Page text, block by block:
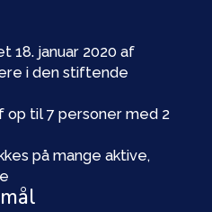
18. januar 2020 af
i den stiftende
til 7 personer med 2
på mange aktive,